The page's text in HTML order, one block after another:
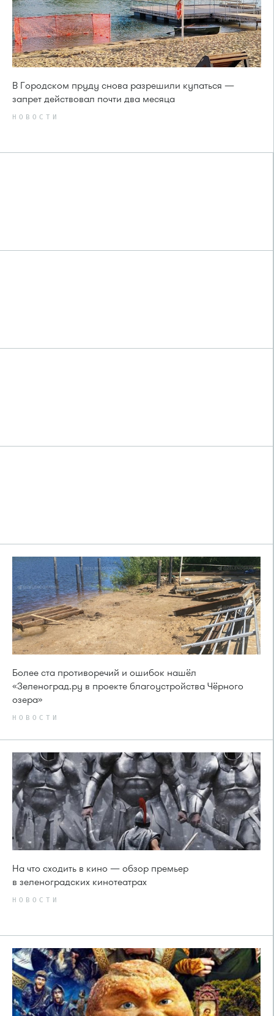
В Городском пруду снова разрешили купаться —
запрет действовал почти два месяца
НОВОСТИ
Более ста противоречий и ошибок нашёл
«Зеленоград.ру в проекте благоустройства Чёрного
озера»
НОВОСТИ
На что сходить в кино — обзор премьер
в зеленоградских кинотеатрах
НОВОСТИ